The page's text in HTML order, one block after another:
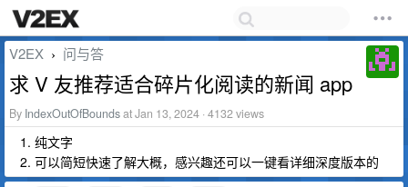
V2EX › 问与答
求 V 友推荐适合碎片化阅读的新闻 app
By IndexOutOfBoundsat Jan 13, 2024 · 4132 views
纯文字
可以简短快速了解大概，感兴趣还可以一键看详细深度版本的